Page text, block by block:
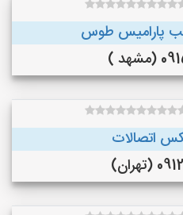
پارامیس طوس
)
اتصالات